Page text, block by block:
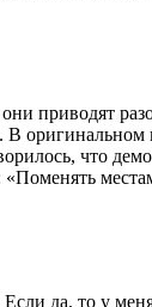
приводят
оригинальном
что
да, то у